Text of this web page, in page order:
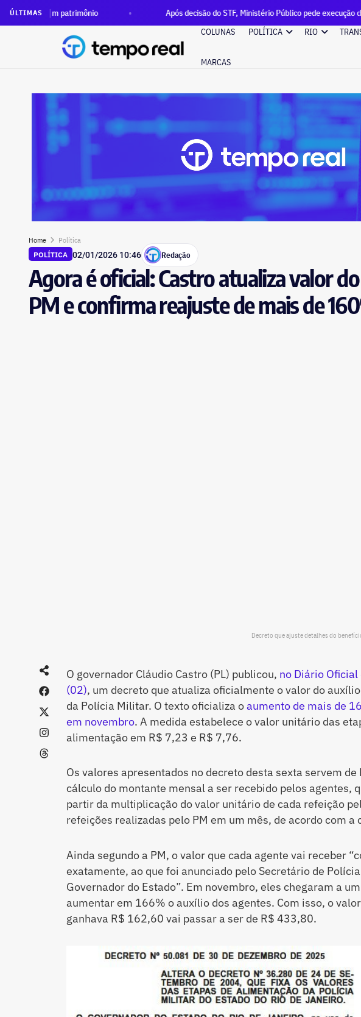
ÚLTIMAS
patrimônio Após decisão do STF, Ministério Público pede execução da condenação
COLUNAS
POLÍTICA RIO
MARCAS
Home
Política
POLÍTICA 02/01/2026 10:46 Redação
Agora é oficial: Castro atualiza valor
PM e confirma reajuste de mais de
Decreto que ajuste detalhes do
O governador Cláudio Castro (PL) publicou, no Diário
(02), um decreto que atualiza oficialmente o valor do
da Polícia Militar. O texto oficializa oaumento de mais de
em novembro. A medida estabelece o valor unitário das
alimentação em R$ 7,23 e R$ 7,76.
Os valores apresentados no decreto desta sexta servem de
cálculo do montante mensal a ser recebido pelos agentes,
partir da multiplicação do valor unitário de cada refeição
refeições realizadas pelo PM em um mês, de acordo com a
Ainda segundo a PM, o valor que cada agente vai receber
exatamente, ao que foi anunciado pelo Secretário de
Governador do Estado”. Em novembro, eles chegaram a
aumentar em 166% o auxílio dos agentes. Com isso, o
ganhava R$ 162,60 vai passar a ser de R$ 433,80.